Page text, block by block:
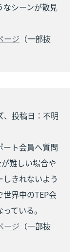
なシーンが散見
ージ （一部抜
、投稿日：不明
ト会員へ質問
難しい場合や
きれないよう
界中のTEP会
ている。
ージ （一部抜